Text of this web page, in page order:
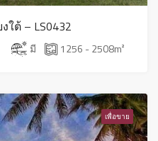
ใต้ – LS0432
มี 1256 - 2508m²
เพื่อขาย